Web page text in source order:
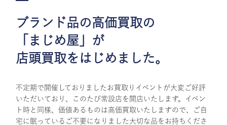
ブランド品の高価買取の
「まじめ屋」が
店頭買取をはじめました。
不定期で開催しておりましたお買取りイベントが大変ご好評
いただいており、このたび常設店を開店いたします。イベン
ト時と同様、価値あるものは高価買取いたしますので、ご自
宅に眠っているご不要になりました大切な品をお持ちくださ